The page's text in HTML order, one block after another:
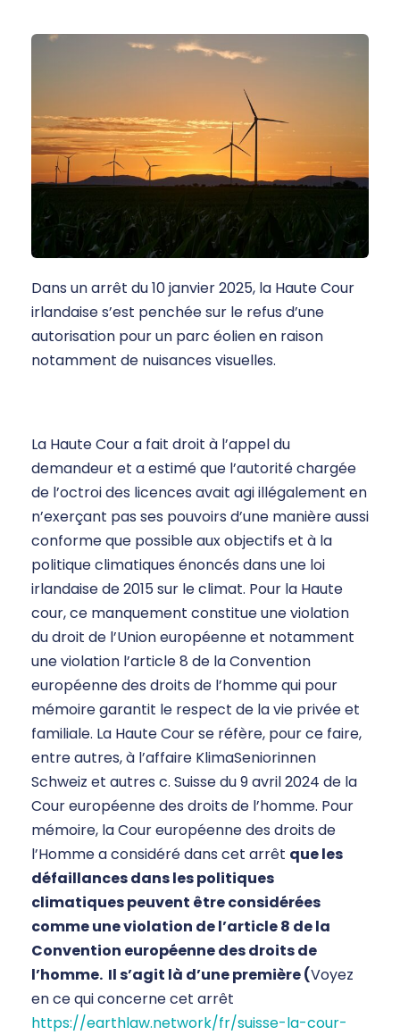
Dans un arrêt du 10 janvier 2025, la Haute Cour
irlandaise s’est penchée sur le refus d’une
autorisation pour un parc éolien en raison
notamment de nuisances visuelles.
La Haute Cour a fait droit à l’appel du
demandeur et a estimé que l’autorité chargée
de l’octroi des licences avait agi illégalement en
n’exerçant pas ses pouvoirs d’une manière aussi
conforme que possible aux objectifs et à la
politique climatiques énoncés dans une loi
irlandaise de 2015 sur le climat. Pour la Haute
cour, ce manquement constitue une violation
du droit de l’Union européenne et notamment
une violation l’article 8 de la Convention
européenne des droits de l’homme qui pour
mémoire garantit le respect de la vie privée et
familiale. La Haute Cour se réfère, pour ce faire,
entre autres, à l’affaire KlimaSeniorinnen
Schweiz et autres c. Suisse du 9 avril 2024 de la
Cour européenne des droits de l’homme. Pour
mémoire, la Cour européenne des droits de
l’Homme a considéré dans cet arrêt que les
défaillances dans les politiques
climatiques peuvent être considérées
comme une violation de l’article 8 de la
Convention européenne des droits de
l’homme. Il s’agit là d’une première (Voyez
en ce qui concerne cet arrêt
https://earthlaw.network/fr/suisse-la-cour-